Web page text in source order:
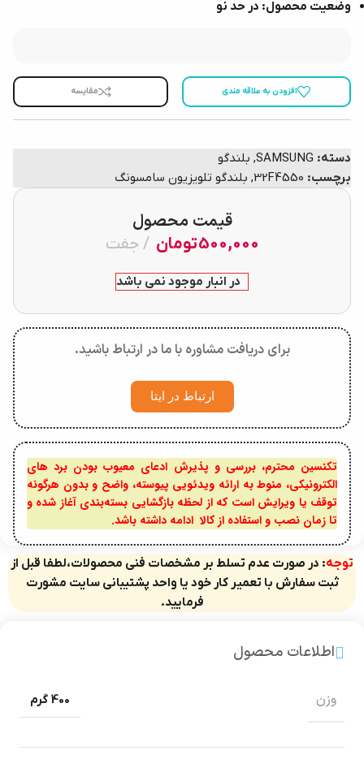
وضعیت محصول: در حد نو
افزودن به علاقه مندی مقایسه
دسته: SAMSUNG
, بلندگو
برچسب: 32F4550
, بلندگو تلویزیون سامسونگ
قیمت محصول
500,000تومان جفت
در انبار موجود نمی باشد
برای دریافت مشاوره با ما در ارتباط باشید.
ارتباط در ایتا
تکنسین محترم، بررسی و پذیرش ادعای معیوب بودن برد های
الکترونیکی، منوط به ارائه ویدئویی پیوسته، واضح و بدون هرگونه
توقف یا ویرایش است که از لحظه بازگشایی بسته‌بندی آغاز شده و
تا زمان نصب و استفاده از کالا ادامه داشته باشد.
توجه: در صورت عدم تسلط بر مشخصات فنی محصولات،لطفا قبل از
ثبت سفارش با تعمیر کار خود یا واحد پشتیبانی سایت مشورت
فرمایید.
اطلاعات محصول
وزن 400 گرم